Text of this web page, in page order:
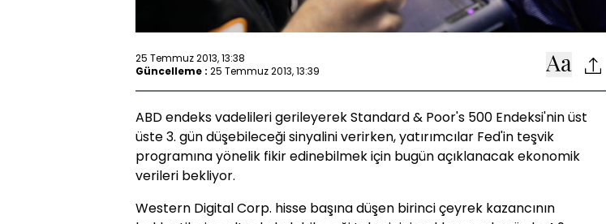
25 Temmuz 2013, 13:38
Güncelleme : 25 Temmuz 2013, 13:39
ABD endeks vadelileri gerileyerek Standard & Poor's 500 Endeksi'nin üst
üste 3. gün düşebileceği sinyalini verirken, yatırımcılar Fed'in teşvik
programına yönelik fikir edinebilmek için bugün açıklanacak ekonomik
verileri bekliyor.
Western Digital Corp. hisse başına düşen birinci çeyrek kazancının